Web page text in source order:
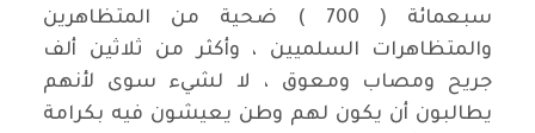
سبعمائة ( 700 ) ضحية من المتظاهرين
والمتظاهرات السلميين ، وأكثر من ثلاثين ألف
جريح ومصاب ومعوق ، لا لشيء سوى لأنهم
يطالبون أن يكون لهم وطن يعيشون فيه بكرامة